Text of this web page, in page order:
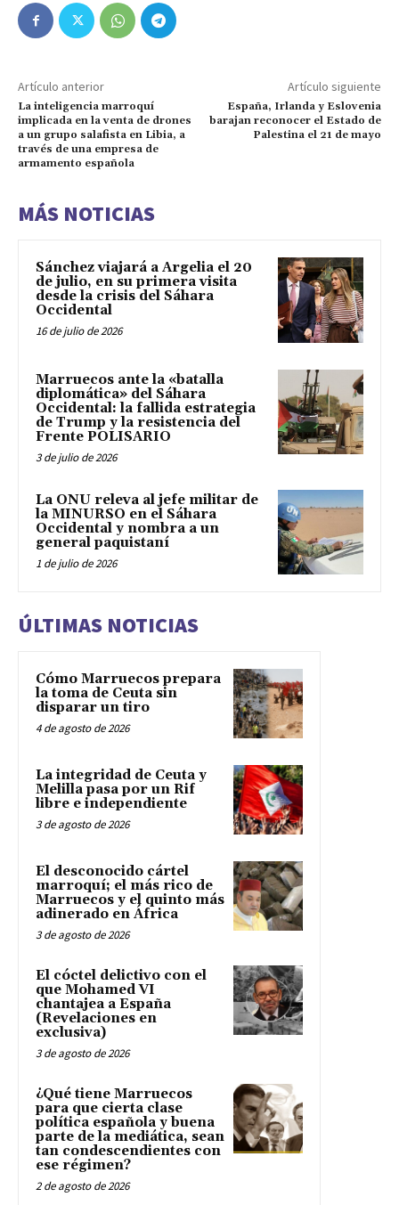
Artículo anterior
La inteligencia marroquí
implicada en la venta de drones
a un grupo salafista en Libia, a
través de una empresa de
armamento española
Artículo siguiente
España, Irlanda y Eslovenia
barajan reconocer el Estado de
Palestina el 21 de mayo
MÁS NOTICIAS
Sánchez viajará a Argelia el 20
de julio, en su primera visita
desde la crisis del Sáhara
Occidental
16 de julio de 2026
Marruecos ante la «batalla
diplomática» del Sáhara
Occidental: la fallida estrategia
de Trump y la resistencia del
Frente POLISARIO
3 de julio de 2026
La ONU releva al jefe militar de
la MINURSO en el Sáhara
Occidental y nombra a un
general paquistaní
1 de julio de 2026
ÚLTIMAS NOTICIAS
Cómo Marruecos prepara
la toma de Ceuta sin
disparar un tiro
4 de agosto de 2026
La integridad de Ceuta y
Melilla pasa por un Rif
libre e independiente
3 de agosto de 2026
El desconocido cártel
marroquí; el más rico de
Marruecos y el quinto más
adinerado en África
3 de agosto de 2026
El cóctel delictivo con el
que Mohamed VI
chantajea a España
(Revelaciones en
exclusiva)
3 de agosto de 2026
¿Qué tiene Marruecos
para que cierta clase
política española y buena
parte de la mediática, sean
tan condescendientes con
ese régimen?
2 de agosto de 2026